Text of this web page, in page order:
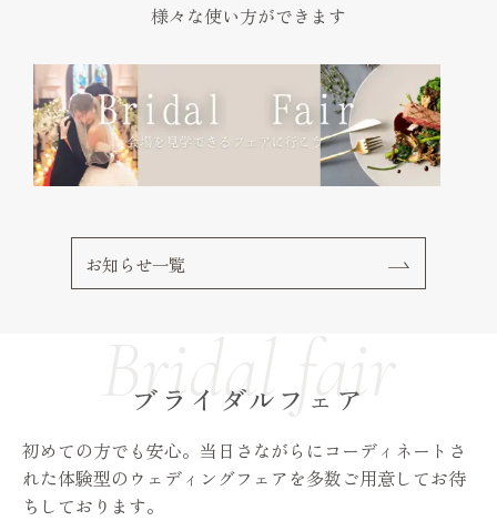
様々な使い方ができます
お知らせ一覧
ブライダルフェア
初めての方でも安心。当日さながらにコーディネートさ
れた体験型のウェディングフェアを多数ご用意してお待
ちしております。